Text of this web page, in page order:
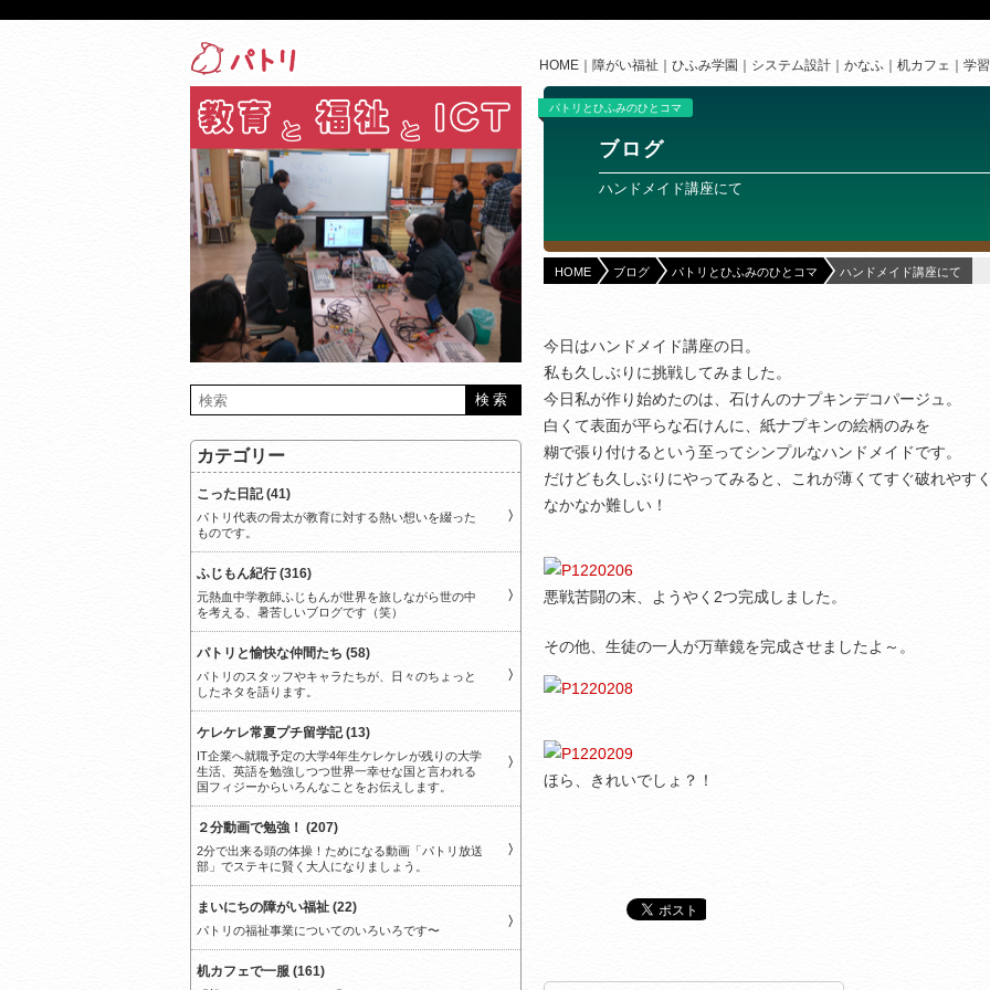
HOME 障がい福祉 ひふみ学園 システム設計 かなふ 机カフェ 学
パトリとひふみのひとコマ
ブログ
ハンドメイド講座にて
HOME ブログ パトリとひふみのひとコマ ハンドメイド講座にて
今日はハンドメイド講座の日。
私も久しぶりに挑戦してみました。
今日私が作り始めたのは、石けんのナプキンデコパージュ。
白くて表面が平らな石けんに、紙ナプキンの絵柄のみを
糊で張り付けるという至ってシンプルなハンドメイドです。
だけども久しぶりにやってみると、これが薄くてすぐ破れやす
なかなか難しい！
悪戦苦闘の末、ようやく2つ完成しました。
その他、生徒の一人が万華鏡を完成させましたよ～。
ほら、きれいでしょ？！
カテゴリー
こった日記 (41)
パトリ代表の骨太が教育に対する熱い想いを綴った
ものです。
ふじもん紀行 (316)
元熱血中学教師ふじもんが世界を旅しながら世の中
を考える、暑苦しいブログです（笑）
パトリと愉快な仲間たち (58)
パトリのスタッフやキャラたちが、日々のちょっと
したネタを語ります。
ケレケレ常夏プチ留学記 (13)
IT企業へ就職予定の大学4年生ケレケレが残りの大学
生活、英語を勉強しつつ世界一幸せな国と言われる
国フィジーからいろんなことをお伝えします。
２分動画で勉強！ (207)
2分で出来る頭の体操！ためになる動画「パトリ放送
部」でステキに賢く大人になりましょう。
まいにちの障がい福祉 (22)
パトリの福祉事業についてのいろいろです〜
机カフェで一服 (161)